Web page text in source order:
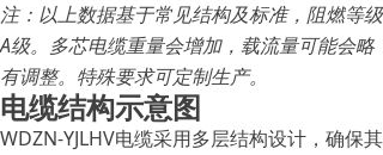
注：以上数据基于常见结构及标准，阻燃等级
A级。多芯电缆重量会增加，载流量可能会略
有调整。特殊要求可定制生产。
电缆结构示意图
WDZN-YJLHV电缆采用多层结构设计，确保其